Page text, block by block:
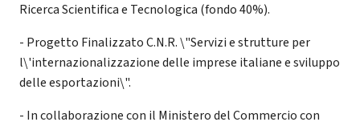
Ricerca Scientifica e Tecnologica (fondo 40%).
- Progetto Finalizzato C.N.R. \"Servizi e strutture per
l\'internazionalizzazione delle imprese italiane e sviluppo
delle esportazioni\".
- In collaborazione con il Ministero del Commercio con